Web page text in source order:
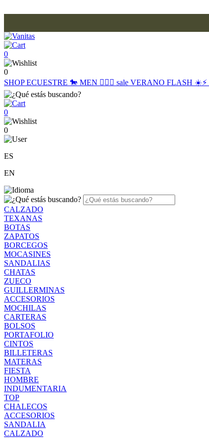
0
0
SHOPECUESTRE 🐎 MEN 🙋🏽‍♂️ sale VERANO FLASH ☀️⚡️
0
0
ES
EN
CALZADO
TEXANAS
BOTAS
ZAPATOS
BORCEGOS
MOCASINES
SANDALIAS
CHATAS
ZUECO
GUILLERMINAS
ACCESORIOS
MOCHILAS
CARTERAS
BOLSOS
PORTAFOLIO
CINTOS
BILLETERAS
MATERAS
FIESTA
HOMBRE
INDUMENTARIA
TOP
CHALECOS
ACCESORIOS
SANDALIA
CALZADO